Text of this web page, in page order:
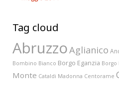
Tag cloud
AbruzzoAglianico
Bombino Bianco Borgo Eganzia Borgo
Monte Cataldi Madonna Centorame